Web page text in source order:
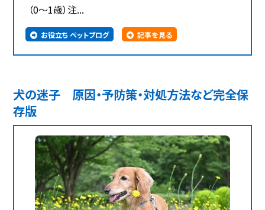
（0～1歳）注...
お役立ち ペットブログ 記事を見る
犬の迷子 原因・予防策・対処方法など完全保
存版